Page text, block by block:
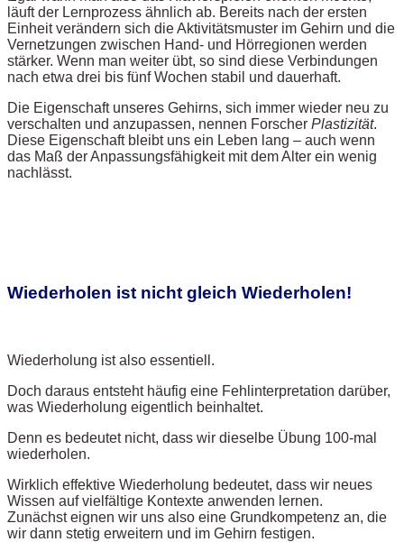
läuft der Lernprozess ähnlich ab. Bereits nach der ersten
Einheit verändern sich die Aktivitätsmuster im Gehirn und die
Vernetzungen zwischen Hand- und Hörregionen werden
stärker. Wenn man weiter übt, so sind diese Verbindungen
nach etwa drei bis fünf Wochen stabil und dauerhaft.
Die Eigenschaft unseres Gehirns, sich immer wieder neu zu
verschalten und anzupassen, nennen Forscher Plastizität.
Diese Eigenschaft bleibt uns ein Leben lang – auch wenn
das Maß der Anpassungsfähigkeit mit dem Alter ein wenig
nachlässt.
Wiederholen ist nicht gleich Wiederholen!
Wiederholung ist also essentiell.
Doch daraus entsteht häufig eine Fehlinterpretation darüber,
was Wiederholung eigentlich beinhaltet.
Denn es bedeutet nicht, dass wir dieselbe Übung 100-mal
wiederholen.
Wirklich effektive Wiederholung bedeutet, dass wir neues
Wissen auf vielfältige Kontexte anwenden lernen.
Zunächst eignen wir uns also eine Grundkompetenz an, die
wir dann stetig erweitern und im Gehirn festigen.